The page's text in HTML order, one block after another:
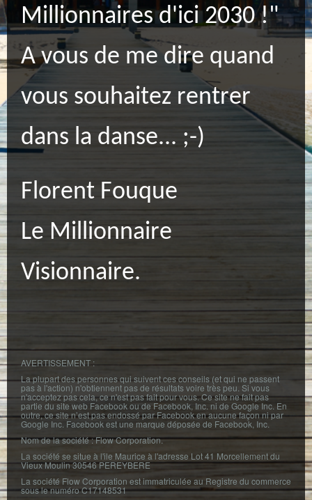
Millionnaires d'ici 2030 !"
A vous de me dire quand
vous souhaitez rentrer
dans la danse... ;-)
Florent Fouque
Le Millionnaire
Visionnaire.
AVERTISSEMENT :
La plupart des personnes qui suivent ces conseils (et qui ne passent
pas à l'action) n'obtiennent pas de résultats voire très peu. Si vous
n'acceptez pas cela, ce n'est pas fait pour vous. Ce site ne fait pas
partie du site web Facebook ou de Facebook, Inc. ni de Google Inc. En
outre, ce site n’est pas endossé par Facebook en aucune façon ni par
Google Inc. Facebook est une marque déposée de Facebook, Inc.
Nom de la société : Flow Corporation.
La société se situe à l'ile Maurice à l'adresse Lot 41 Morcellement du
Vieux Moulin 30546 PEREYBERE
La société Flow Corporation est immatriculée au Registre du commerce
sous le numéro C17148531